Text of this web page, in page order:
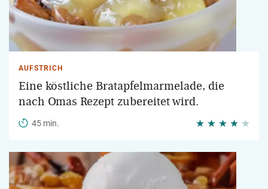
AUFSTRICH
Eine köstliche Bratapfelmarmelade, die
nach Omas Rezept zubereitet wird.
45 min.